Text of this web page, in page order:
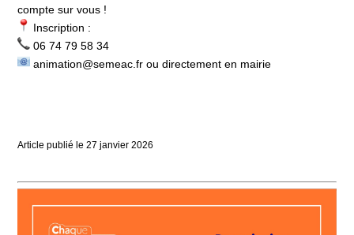
compte sur vous !
Inscription :
06 74 79 58 34
animation@semeac.fr ou directement en mairie
Article publié le27 janvier 2026